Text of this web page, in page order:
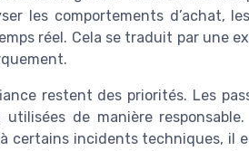
les comportements d’achat,
réel. Cela se traduit par une
restent des priorités. Les
de manière
certains incidents techniques, il